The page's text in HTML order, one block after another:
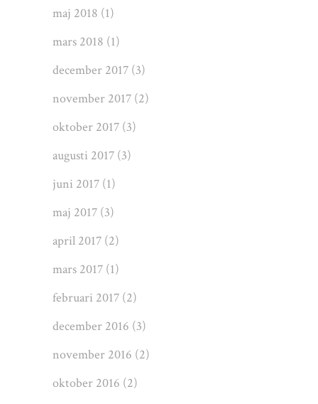
maj 2018 (1)
mars 2018 (1)
december 2017 (3)
november 2017 (2)
oktober 2017 (3)
augusti 2017 (3)
juni 2017 (1)
maj 2017 (3)
april 2017 (2)
mars 2017 (1)
februari 2017 (2)
december 2016 (3)
november 2016 (2)
oktober 2016 (2)